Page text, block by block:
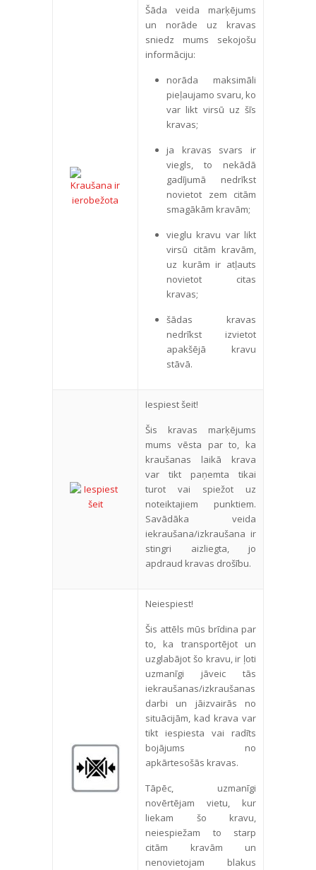
Šāda veida marķējums
un norāde uz kravas
sniedz mums sekojošu
informāciju:
norāda maksimāli
pieļaujamo svaru, ko
var likt virsū uz šīs
kravas;
ja kravas svars ir
viegls, to nekādā
gadījumā nedrīkst
novietot zem citām
smagākām kravām;
vieglu kravu var likt
virsū citām kravām,
uz kurām ir atļauts
novietot citas
kravas;
šādas kravas
nedrīkst izvietot
apakšējā kravu
stāvā.
Iespiest šeit!
Šis kravas marķējums
mums vēsta par to, ka
kraušanas laikā krava
var tikt paņemta tikai
turot vai spiežot uz
noteiktajiem punktiem.
Savādāka veida
iekraušana/izkraušana ir
stingri aizliegta, jo
apdraud kravas drošību.
Neiespiest!
Šis attēls mūs brīdina par
to, ka transportējot un
uzglabājot šo kravu, ir ļoti
uzmanīgi jāveic tās
iekraušanas/izkraušanas
darbi un jāizvairās no
situācijām, kad krava var
tikt iespiesta vai radīts
bojājums no
apkārtesošās kravas.
Tāpēc, uzmanīgi
novērtējam vietu, kur
liekam šo kravu,
neiespiežam to starp
citām kravām un
nenovietojam blakus